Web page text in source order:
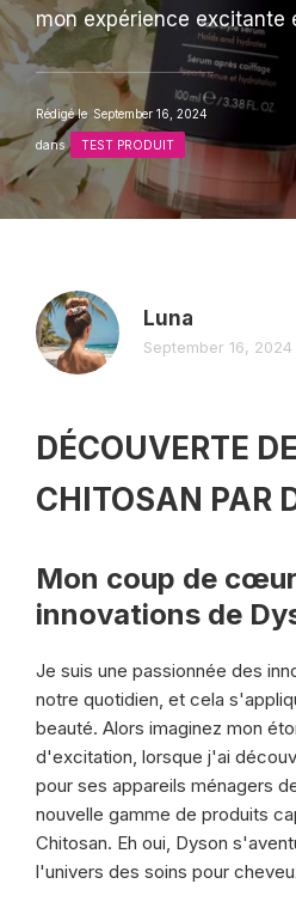
mon expérience excitante
Rédigé le September 16, 2024
dans TEST PRODUIT
Luna
September 16, 2024
DÉCOUVERTE
CHITOSAN PAR
Mon coup de
innovations de
Je suis une passionnée des
notre quotidien, et cela
beauté. Alors imaginez mon
d'excitation, lorsque j'ai
pour ses appareils ménagers
nouvelle gamme de produits
Chitosan. Eh oui, Dyson
l'univers des soins pour